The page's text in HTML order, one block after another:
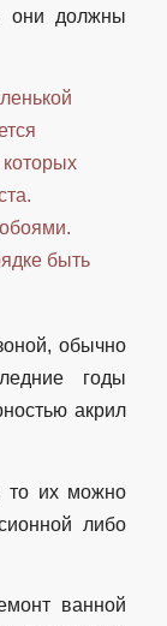
они должны
быть
обычно
годы
акрил
то их можно
либо
ванной